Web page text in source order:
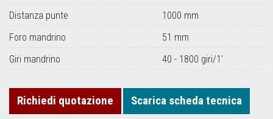
Distanza punte
1000 mm
Foro mandrino
51 mm
Giri mandrino
40 - 1800 giri/1'
Richiedi quotazione Scarica scheda tecnica